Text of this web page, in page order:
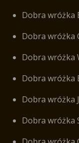
Dobra wróżka
Dobra wróżka
Dobra wróżka
Dobra wróżka
Dobra wróżka
Dobra wróżka